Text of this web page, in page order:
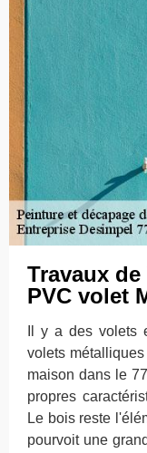
Travaux
PVC volet
Il y a des volets
volets
maison dans le
propres
Le bois reste
pourvoit une